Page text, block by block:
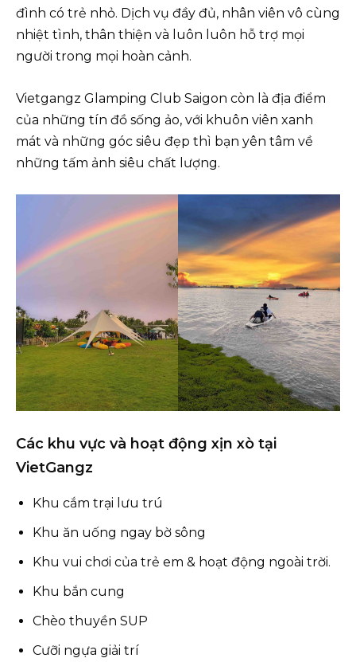
đình có trẻ nhỏ. Dịch vụ đầy đủ, nhân viên vô cùng
nhiệt tình, thân thiện và luôn luôn hỗ trợ mọi
người trong mọi hoàn cảnh.
Vietgangz Glamping Club Saigon còn là địa điểm
của những tín đồ sống ảo, với khuôn viên xanh
mát và những góc siêu đẹp thì bạn yên tâm về
những tấm ảnh siêu chất lượng.
Các khu vực và hoạt động xịn xò tại
VietGangz
Khu cắm trại lưu trú
Khu ăn uống ngay bờ sông
Khu vui chơi của trẻ em & hoạt động ngoài trời.
Khu bắn cung
Chèo thuyền SUP
Cưỡi ngựa giải trí